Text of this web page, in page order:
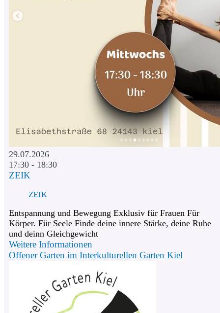
29.07.2026
17:30 - 18:30
ZEIK
ZEIK
Entspannung und Bewegung Exklusiv für Frauen Für
Körper. Für Seele Finde deine innere Stärke, deine Ruhe
und deinn Gleichgewicht
Weitere Informationen
Offener Garten im Interkulturellen Garten Kiel